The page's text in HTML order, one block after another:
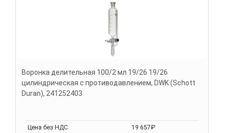
Воронка делительная 100/2 мл 19/26 19/26
цилиндрическая с противодавлением, DWK (Schott
Duran), 241252403
Цена без НДС
19 657₽